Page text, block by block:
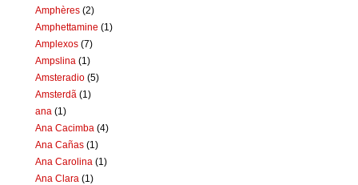
Amphères (2)
Amphettamine (1)
Amplexos (7)
Ampslina (1)
Amsteradio (5)
Amsterdã (1)
ana (1)
Ana Cacimba (4)
Ana Cañas (1)
Ana Carolina (1)
Ana Clara (1)